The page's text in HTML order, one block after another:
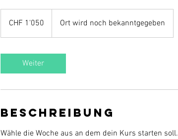
Franken
CHF 1'050 Ort wird noch bekanntgegeben
Weiter
Beschreibung
Wähle die Woche aus an dem dein Kurs starten soll.